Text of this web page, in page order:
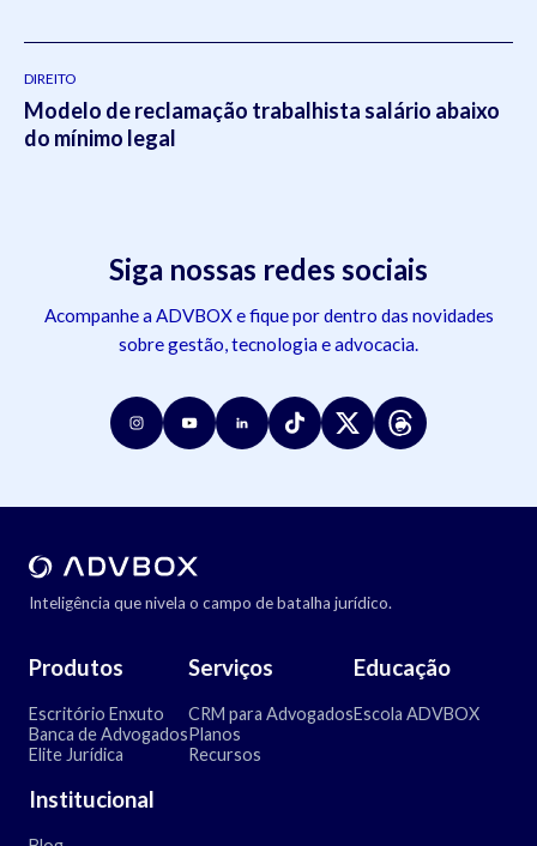
DIREITO
Modelo de reclamação trabalhista salário abaixo
do mínimo legal
Siga nossas redes sociais
Acompanhe a ADVBOX e fique por dentro das novidades
sobre gestão, tecnologia e advocacia.
Inteligência que nivela o campo de batalha jurídico.
Produtos
Escritório Enxuto
Banca de Advogados
Elite Jurídica
Serviços
CRM para Advogados
Planos
Recursos
Educação
Escola ADVBOX
Institucional